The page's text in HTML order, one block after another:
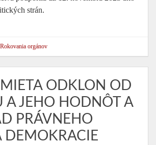
strán.
Rokovania orgánov
ODKLON OD
A JEHO HODNÔT A
PRÁVNEHO
DEMOKRACIE